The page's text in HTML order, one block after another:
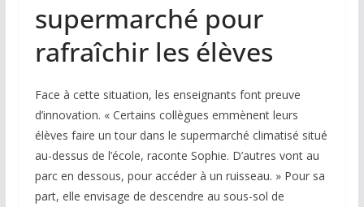
supermarché pour
rafraîchir les élèves
Face à cette situation, les enseignants font preuve
d’innovation. « Certains collègues emmènent leurs
élèves faire un tour dans le supermarché climatisé situé
au-dessus de l’école, raconte Sophie. D’autres vont au
parc en dessous, pour accéder à un ruisseau. » Pour sa
part, elle envisage de descendre au sous-sol de